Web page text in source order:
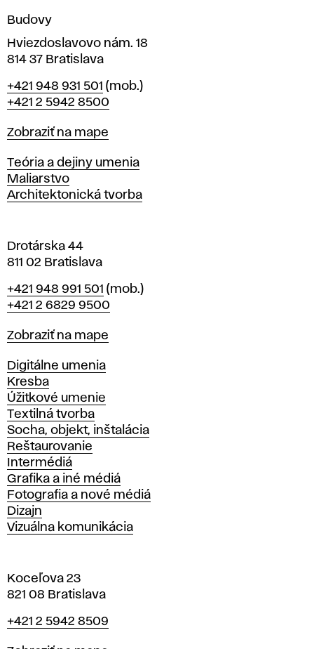
r
i
e
s
t
o
í
v
r
a
i
l
a
v
Budovy
Hviezdoslavovo nám. 18
814 37 Bratislava
Telefón
+421 948 931 501 (mob.)
+421 2 5942 8500
Mapa
Zobraziť na mape
Katedry
Teória a dejiny umenia
Maliarstvo
Architektonická tvorba
Drotárska 44
811 02 Bratislava
Telefón
+421 948 991 501 (mob.)
+421 2 6829 9500
Mapa
Zobraziť na mape
Katedry
Digitálne umenia
Kresba
Úžitkové umenie
Textilná tvorba
Socha, objekt, inštalácia
Reštaurovanie
Intermédiá
Grafika a iné médiá
Fotografia a nové médiá
Dizajn
Vizuálna komunikácia
Koceľova 23
821 08 Bratislava
Telefón
+421 2 5942 8509